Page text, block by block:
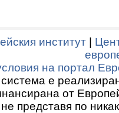
институт
на портал
е
от
представя по